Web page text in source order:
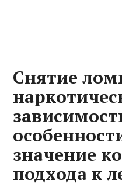
Снятие
значение
подхода к